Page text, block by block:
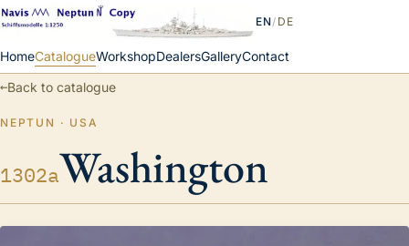
HomeCatalogueWorkshopDealersGalleryContact
EN/ DE
←Back to catalogue
NEPTUN · USA
1302aWashington